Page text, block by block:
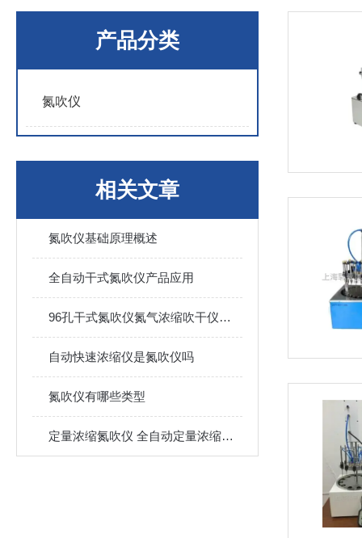
产品分类
氮吹仪
相关文章
氮吹仪基础原理概述
全自动干式氮吹仪产品应用
96孔干式氮吹仪氮气浓缩吹干仪技术参数
自动快速浓缩仪是氮吹仪吗
氮吹仪有哪些类型
定量浓缩氮吹仪 全自动定量浓缩仪 24位氮吹仪技术特点